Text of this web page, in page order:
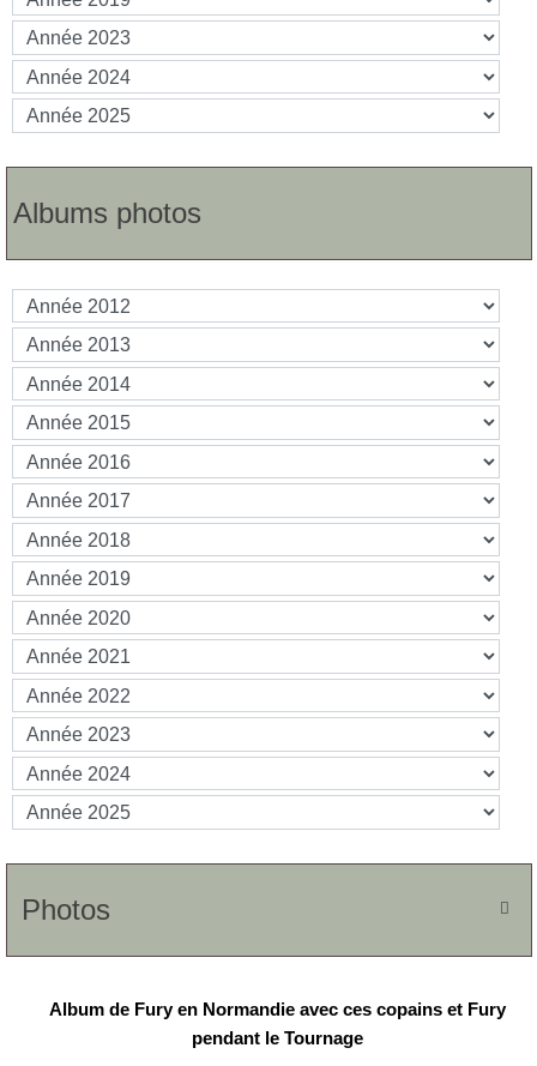
Albums photos

Photos
Album de Fury en Normandie avec ces copains et Fury
pendant le Tournage